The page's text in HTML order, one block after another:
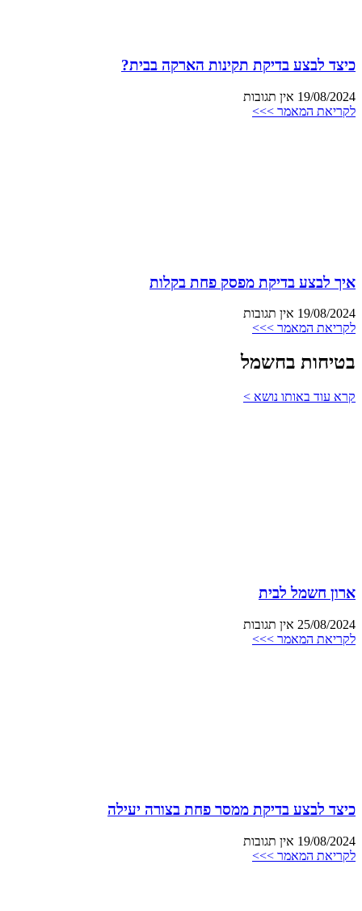
כיצד לבצע בדיקת תקינות הארקה בבית?
19/08/2024 אין תגובות
לקריאת המאמר >>>
איך לבצע בדיקת מפסק פחת בקלות
19/08/2024 אין תגובות
לקריאת המאמר >>>
בטיחות בחשמל
קרא עוד באותו נושא >
ארון חשמל לבית
25/08/2024 אין תגובות
לקריאת המאמר >>>
כיצד לבצע בדיקת ממסר פחת בצורה יעילה
19/08/2024 אין תגובות
לקריאת המאמר >>>